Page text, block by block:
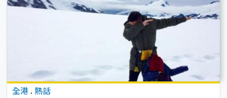
全港 . 熱話